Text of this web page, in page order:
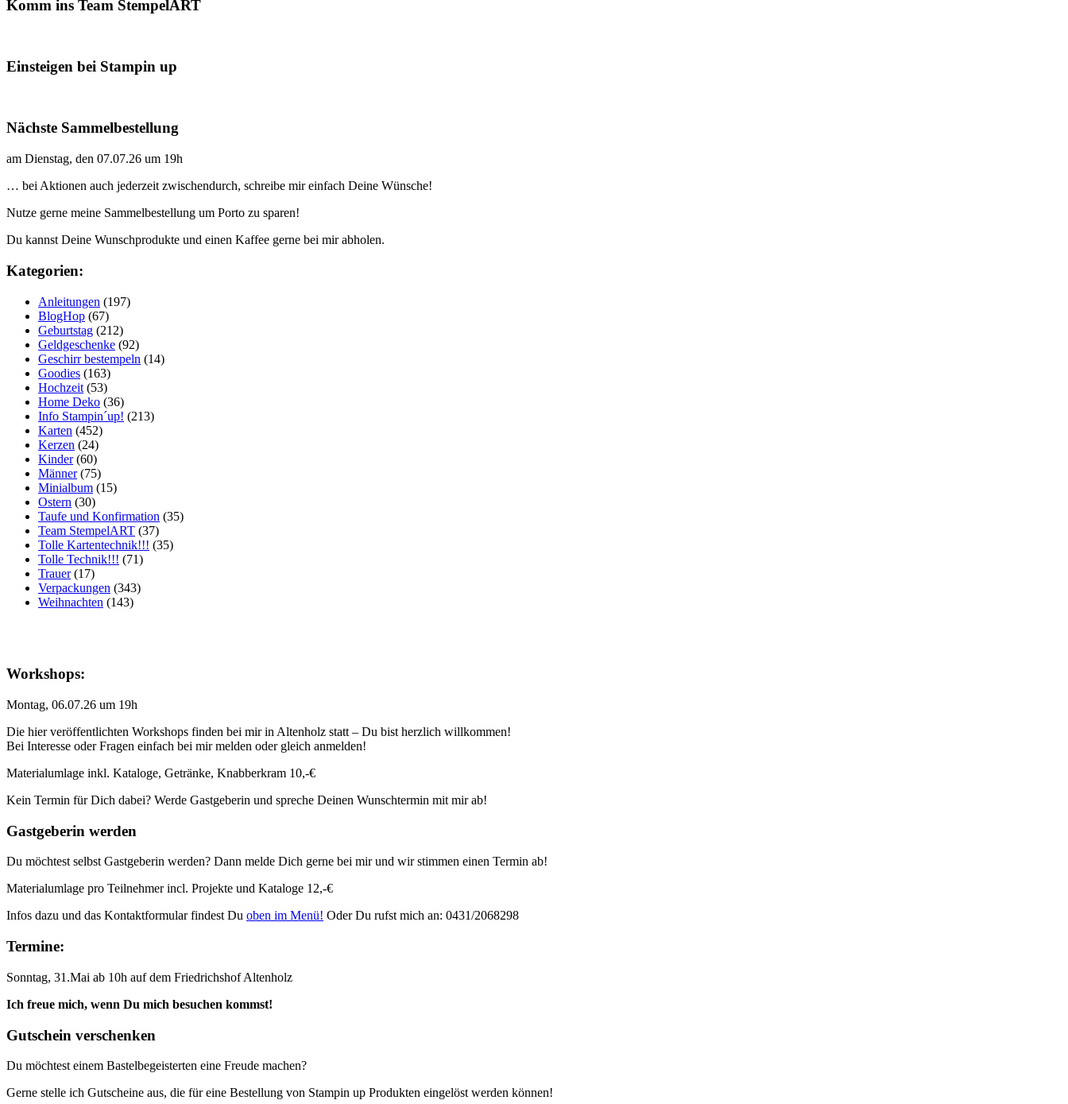
Komm ins Team StempelART
Einsteigen bei Stampin up
Nächste Sammelbestellung
am Dienstag, den 07.07.26 um 19h
… bei Aktionen auch jederzeit zwischendurch, schreibe mir einfach Deine Wünsche!
Nutze gerne meine Sammelbestellung um Porto zu sparen!
Du kannst Deine Wunschprodukte und einen Kaffee gerne bei mir abholen.
Kategorien:
Anleitungen (197)
BlogHop (67)
Geburtstag (212)
Geldgeschenke (92)
Geschirr bestempeln (14)
Goodies (163)
Hochzeit (53)
Home Deko (36)
Info Stampin´up! (213)
Karten (452)
Kerzen (24)
Kinder(60)
Männer(75)
Minialbum (15)
Ostern (30)
Taufe und Konfirmation (35)
Team StempelART (37)
Tolle Kartentechnik!!! (35)
Tolle Technik!!! (71)
Trauer(17)
Verpackungen (343)
Weihnachten (143)
Workshops:
Montag, 06.07.26 um 19h
Die hier veröffentlichten Workshops finden bei mir in Altenholz statt – Du bist herzlich willkommen!
Bei Interesse oder Fragen einfach bei mir melden oder gleich anmelden!
Materialumlage inkl. Kataloge, Getränke, Knabberkram 10,-€
Kein Termin für Dich dabei? Werde Gastgeberin und spreche Deinen Wunschtermin mit mir ab!
Gastgeberin werden
Du möchtest selbst Gastgeberin werden? Dann melde Dich gerne bei mir und wir stimmen einen Termin ab!
Materialumlage pro Teilnehmer incl. Projekte und Kataloge 12,-€
Infos dazu und das Kontaktformular findest Du oben im Menü! Oder Du rufst mich an: 0431/2068298
Termine:
Sonntag, 31.Mai ab 10h auf dem Friedrichshof Altenholz
Ich freue mich, wenn Du mich besuchen kommst!
Gutschein verschenken
Du möchtest einem Bastelbegeisterten eine Freude machen?
Gerne stelle ich Gutscheine aus, die für eine Bestellung von Stampin up Produkten eingelöst werden können!